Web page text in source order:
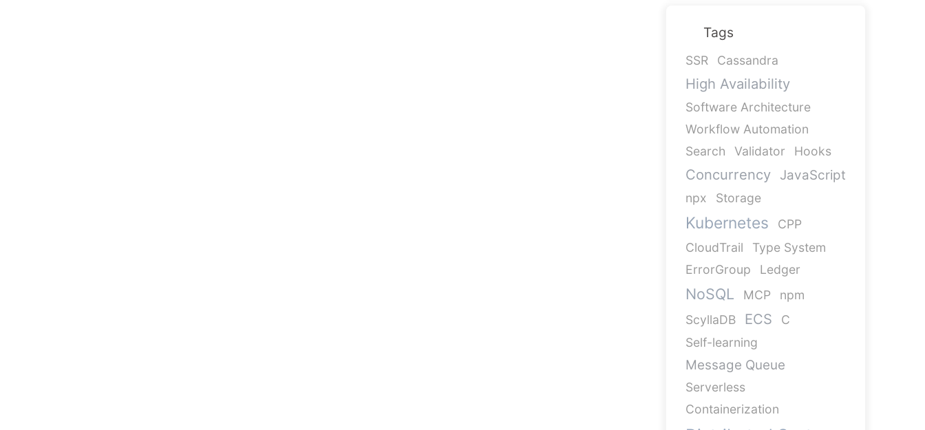
Tags
SSR Cassandra
High Availability
Software Architecture
Workflow Automation
Search
Validator Hooks
Concurrency JavaScript
npx Storage
Kubernetes
CPP
CloudTrail
Type System
ErrorGroup
Ledger
NoSQL MCP
npm
ScyllaDB
ECS
C
Self-learning
Message Queue
Serverless
Containerization